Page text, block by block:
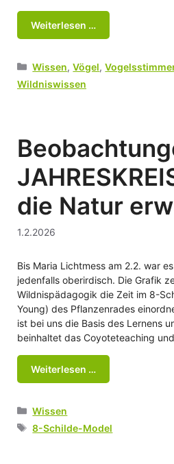
Weiterlesen …
Kategorien
Wissen,Vögel,
Wildniswissen
die Natur
1.2.2026
Bis Maria Lichtmess am 2.2. war
jedenfalls oberirdisch. Die Grafik
Wildnispädagogik die Zeit im 8-
Young) des Pflanzenrades
ist bei uns die Basis des Lernens
beinhaltet das Coyoteteaching
Weiterlesen …
Kategorien
Wissen
Schlagwörter
8-Schilde-Model